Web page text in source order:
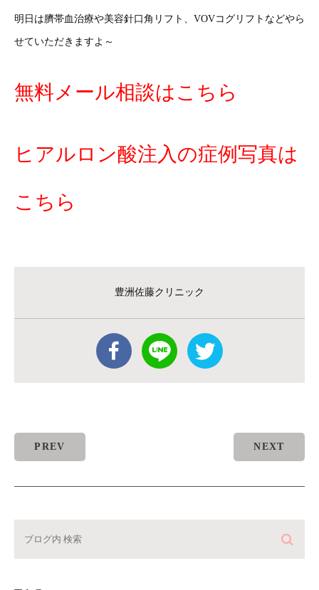
明日は臍帯血治療や美容針口角リフト、VOVコグリフトなどやら
せていただきますよ～
無料メール相談はこちら
ヒアルロン酸注入の症例写真は
こちら
豊洲佐藤クリニック
PREV NEXT